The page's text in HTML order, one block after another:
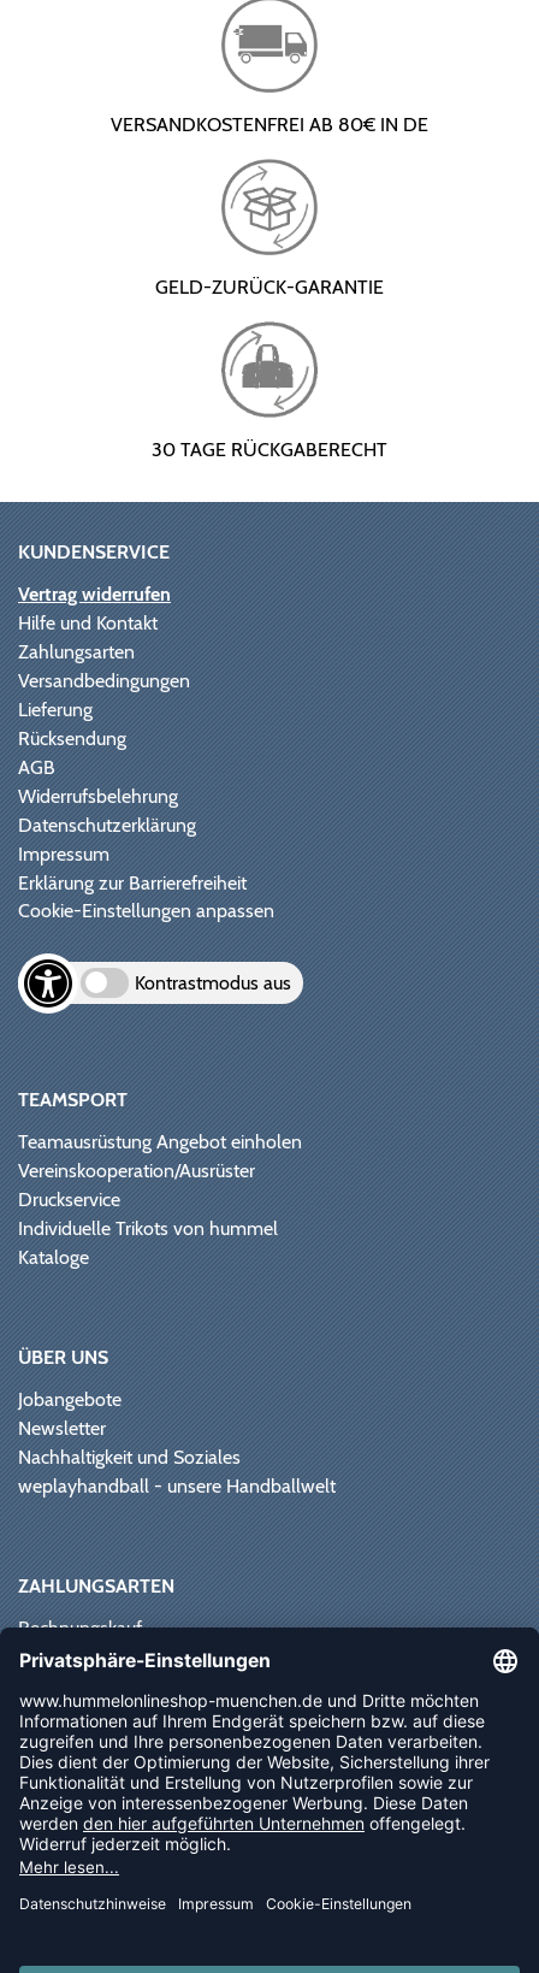
VERSANDKOSTENFREI AB 80€ IN DE
GELD-ZURÜCK-GARANTIE
30 TAGE RÜCKGABERECHT
KUNDENSERVICE
Vertrag widerrufen
Hilfe und Kontakt
Zahlungsarten
Versandbedingungen
Lieferung
Rücksendung
AGB
Widerrufsbelehrung
Datenschutzerklärung
Impressum
Erklärung zur Barrierefreiheit
Cookie-Einstellungen anpassen
Kontrastmodus aus
TEAMSPORT
Teamausrüstung Angebot einholen
Vereinskooperation/Ausrüster
Druckservice
Individuelle Trikots von hummel
Kataloge
ÜBER UNS
Jobangebote
Newsletter
Nachhaltigkeit und Soziales
weplayhandball - unsere Handballwelt
ZAHLUNGSARTEN
Rechnungskauf
Paypal
Vorkasse
Sofortüberweisung
NEWSLETTER